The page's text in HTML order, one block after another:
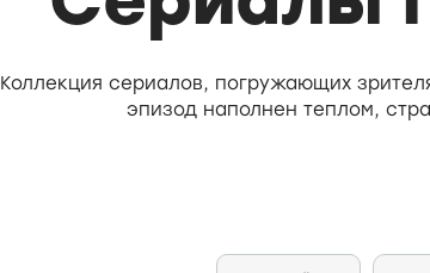
Коллекция сериалов, погружающих
эпизод наполнен теплом,